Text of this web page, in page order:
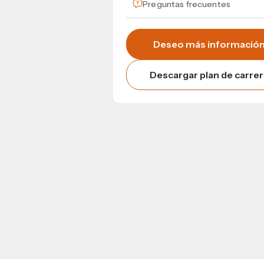
Preguntas frecuentes
Deseo más información
Descargar plan de